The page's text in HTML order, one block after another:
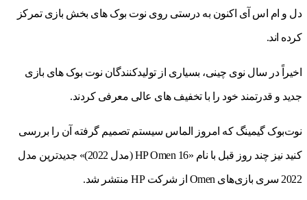
دل و ام اس آی اکنون به درستی روی نوت بوک های بخش بازی تمرکز
کرده اند.
اخیراً در سال نوی چینی، بسیاری از تولیدکنندگان نوت بوک های بازی
جدید و قدرتمند خود را با تخفیف های عالی معرفی کردند.
نوت‌بوک گیمینگ که امروز الماس سیستم تصمیم گرفته آن را بررسی
کنید نیز چند روز قبل با نام «HP Omen 16 (مدل 2022)» جدیدترین مدل
2022 سری بازی‌های Omen از شرکت HP منتشر شد.